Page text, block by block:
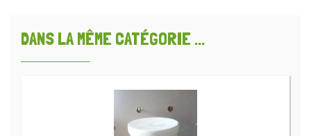
DANS LA MÊME CATÉGORIE ...